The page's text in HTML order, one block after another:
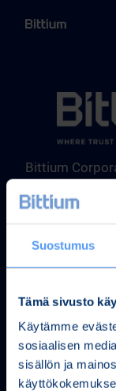
Suostumus
Tämä sivusto
Käytämme
sosiaalisen
sisällön ja
Bittium
FI-90590 Oulu,
Puh. +358 40
Tuotteet ja
Engineering
Defense & Security
Bittium Lyhyesti
Tietoa ja